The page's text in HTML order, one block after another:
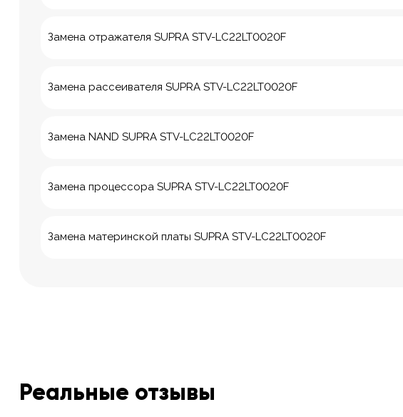
Замена отражателя SUPRA STV-LC22LT0020F
Замена рассеивателя SUPRA STV-LC22LT0020F
Замена NAND SUPRA STV-LC22LT0020F
Замена процессора SUPRA STV-LC22LT0020F
Замена материнской платы SUPRA STV-LC22LT0020F
Реальные отзывы
8 Красноармейская, 20